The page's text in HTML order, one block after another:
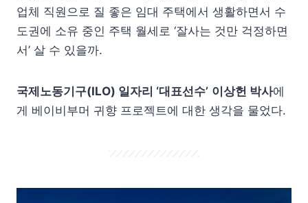
업체 직원으로 질 좋은 임대 주택에서 생활하면서 수
도권에 소유 중인 주택 월세로 ‘잘사는 것만 걱정하면
서’ 살 수 있을까.
국제노동기구(ILO) 일자리 ‘대표선수’ 이상헌 박사에
게 베이비부머 귀향 프로젝트에 대한 생각을 물었다.